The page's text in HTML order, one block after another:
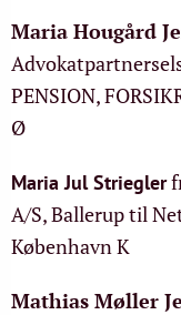
Maria Hougård
PENSION,
Ø
Maria Jul Striegler
A/S, Ballerup til
København K
Mathias Møller